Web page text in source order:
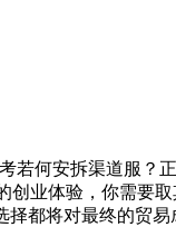
何安拆渠道服？
创业体验，你需要
择都将对最终的贸